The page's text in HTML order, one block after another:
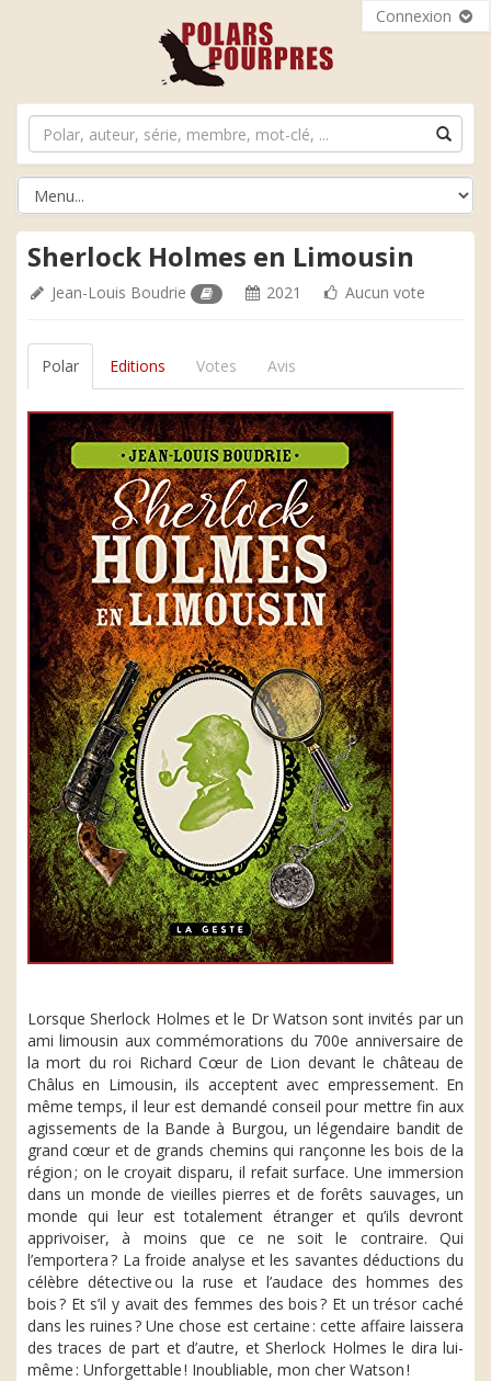
Connexion
Sherlock Holmes en Limousin
Jean-Louis Boudrie 2021 Aucun vote
Polar Editions Votes Avis
Lorsque Sherlock Holmes et le Dr Watson sont invités par un
ami limousin aux commémorations du 700e anniversaire de
la mort du roi Richard Cœur de Lion devant le château de
Châlus en Limousin, ils acceptent avec empressement. En
même temps, il leur est demandé conseil pour mettre fin aux
agissements de la Bande à Burgou, un légendaire bandit de
grand cœur et de grands chemins qui rançonne les bois de la
région ; on le croyait disparu, il refait surface. Une immersion
dans un monde de vieilles pierres et de forêts sauvages, un
monde qui leur est totalement étranger et qu’ils devront
apprivoiser, à moins que ce ne soit le contraire. Qui
l’emportera ? La froide analyse et les savantes déductions du
célèbre détective ou la ruse et l’audace des hommes des
bois ? Et s’il y avait des femmes des bois ? Et un trésor caché
dans les ruines ? Une chose est certaine : cette affaire laissera
des traces de part et d’autre, et Sherlock Holmes le dira lui-
même : Unforgettable ! Inoubliable, mon cher Watson !